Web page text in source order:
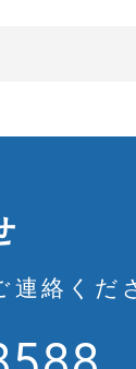
連絡くだ